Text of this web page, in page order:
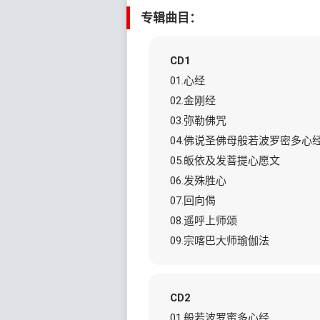
专辑曲目：
CD1
01.心经
02.金刚经
03.弥勒佛咒
04.佛说圣佛母般若波罗密多心
05.皈依及发菩提心愿文
06.发殊胜心
07.回向偈
08.遥呼上师颂
09.宗喀巴大师瑜伽法
CD2